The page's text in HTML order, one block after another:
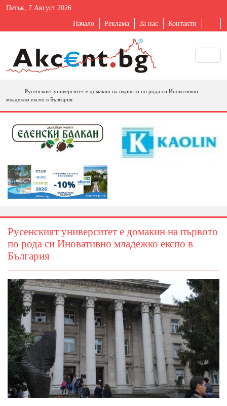
Петък, 7 Август 2026
Начало Реклама За нас Контакти
Русенският университет е домакин на първото по рода си Иновативно
младежко експо в България
Русенският университет е домакин на първото
по рода си Иновативно младежко експо в
България